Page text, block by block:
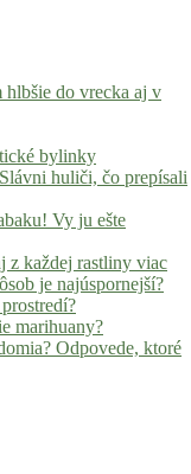
hlbšie do vrecka aj v
bylinky
huliči, čo prepísali
Vy ju ešte
z každej rastliny viac
je najúspornejší?
marihuany?
Odpovede, ktoré